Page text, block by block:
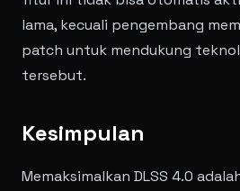
lama, kecuali pengembang
patch untuk mendukung
tersebut.
Kesimpulan
Memaksimalkan DLSS 4.0